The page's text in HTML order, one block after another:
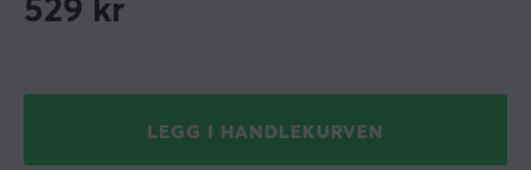
529 kr
LEGG I HANDLEKURVEN